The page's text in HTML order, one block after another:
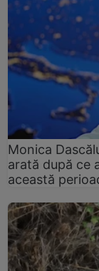
Monica
arată după ce
această